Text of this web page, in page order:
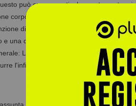
può essere particolarmente
corporea: L'assunzione di beta-
di beta-alanina può ridurre il
una dieta equilibrata.
La beta-alanina ha anche
l'infiammazione e sostenere il sistema
Quando e come